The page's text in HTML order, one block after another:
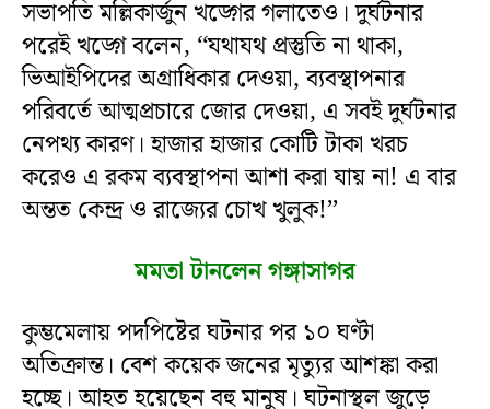
সভাপতি মল্লিকার্জুন খড়্গের গলাতেও। দুর্ঘটনার
পরেই খড়্গে বলেন, ‘‘যথাযথ প্রস্তুতি না থাকা,
ভিআইপিদের অগ্রাধিকার দেওয়া, ব্যবস্থাপনার
পরিবর্তে আত্মপ্রচারে জোর দেওয়া, এ সবই দুর্ঘটনার
নেপথ্য কারণ। হাজার হাজার কোটি টাকা খরচ
করেও এ রকম ব্যবস্থাপনা আশা করা যায় না! এ বার
অন্তত কেন্দ্র ও রাজ্যের চোখ খুলুক!’’
মমতা টানলেন গঙ্গাসাগর
কুম্ভমেলায় পদপিষ্টের ঘটনার পর ১০ ঘণ্টা
অতিক্রান্ত। বেশ কয়েক জনের মৃত্যুর আশঙ্কা করা
হচ্ছে। আহত হয়েছেন বহু মানুষ। ঘটনাস্থল জুড়ে